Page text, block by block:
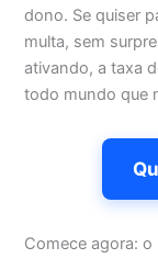
dono. Se quiser
multa, sem
ativando, a taxa
todo mundo que
Comece agora: